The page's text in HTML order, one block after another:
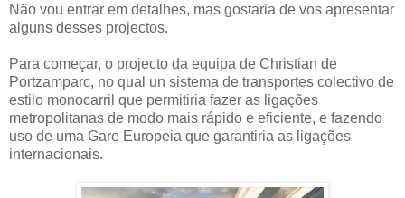
Não vou entrar em detalhes, mas gostaria de vos apresentar
alguns desses projectos.
Para começar, o projecto da equipa de Christian de
Portzamparc, no qual un sistema de transportes colectivo de
estilo monocarril que permitiria fazer as ligações
metropolitanas de modo mais rápido e eficiente, e fazendo
uso de uma Gare Europeia que garantiria as ligações
internacionais.